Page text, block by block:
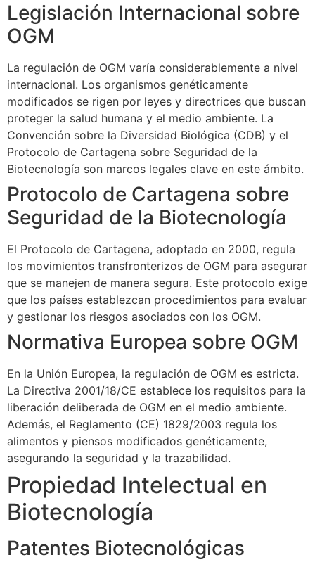
Legislación Internacional sobre
OGM
La regulación de OGM varía considerablemente a nivel
internacional. Los organismos genéticamente
modificados se rigen por leyes y directrices que buscan
proteger la salud humana y el medio ambiente. La
Convención sobre la Diversidad Biológica (CDB) y el
Protocolo de Cartagena sobre Seguridad de la
Biotecnología son marcos legales clave en este ámbito.
Protocolo de Cartagena sobre
Seguridad de la Biotecnología
El Protocolo de Cartagena, adoptado en 2000, regula
los movimientos transfronterizos de OGM para asegurar
que se manejen de manera segura. Este protocolo exige
que los países establezcan procedimientos para evaluar
y gestionar los riesgos asociados con los OGM.
Normativa Europea sobre OGM
En la Unión Europea, la regulación de OGM es estricta.
La Directiva 2001/18/CE establece los requisitos para la
liberación deliberada de OGM en el medio ambiente.
Además, el Reglamento (CE) 1829/2003 regula los
alimentos y piensos modificados genéticamente,
asegurando la seguridad y la trazabilidad.
Propiedad Intelectual en
Biotecnología
Patentes Biotecnológicas